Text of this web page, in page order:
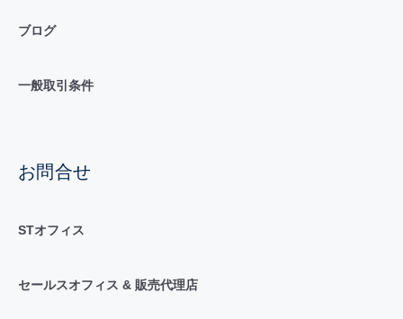
ブログ
一般取引条件
お問合せ
STオフィス
セールスオフィス & 販売代理店